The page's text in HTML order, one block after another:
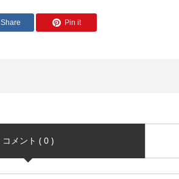
Share Pin it
コメント ( 0 )